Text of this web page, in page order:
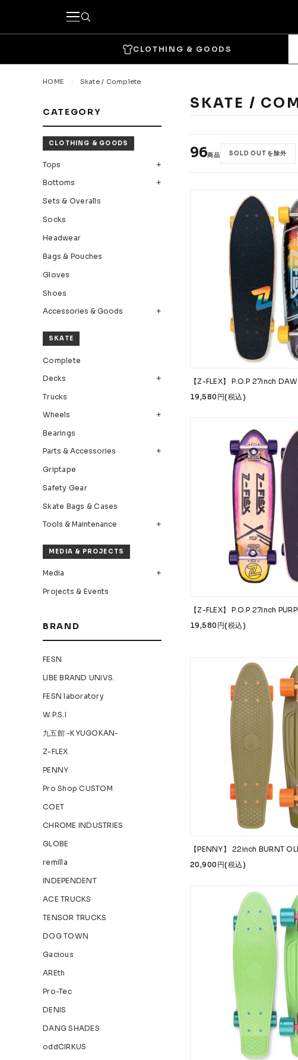
カテゴリーから探す
CLOTHING & GOODS
Bottoms
Headwear
SKATE
Complete
Parts &
Skate Bags & Cases Tools &
MEDIA & PROJECTS
Media Projects &
ブランドから探す
TENSOR TRUCKS
GRIND KING Vaga
CLOTHING & GOODS
HOME Skate / Complete
SKATE /
96商品 SOLD OUT を除外
【Z-FLEX】 P.O.P 27inch
19,580円(税込)
【Z-FLEX】 P.O.P 27inch
19,580円(税込)
【PENNY】 22inch BURNT
20,900円(税込)
CATEGORY
CLOTHING & GOODS
Tops
Bottoms
Sets & Overalls
Socks
Headwear
Bags & Pouches
Gloves
Shoes
Accessories & Goods
SKATE
Complete
Decks
Trucks
Wheels
Bearings
Parts & Accessories
Griptape
Safety Gear
Skate Bags & Cases
Tools & Maintenance
MEDIA & PROJECTS
Media
Projects & Events
BRAND
FESN
LIBE BRAND UNIVS.
FESN laboratory
W.P.S.I
九五館 -KYUGOKAN-
Z-FLEX
PENNY
Pro Shop CUSTOM
COET
CHROME INDUSTRIES
GLOBE
remilla
INDEPENDENT
ACE TRUCKS
TENSOR TRUCKS
DOG TOWN
Gacious
AREth
Pro-Tec
DENIS
DANG SHADES
oddCIRKUS